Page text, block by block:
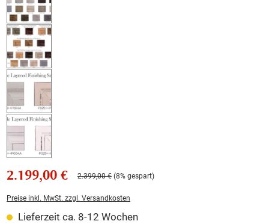
2.199,00 € 2.399,00 € (8% gespart)
Preise inkl. MwSt. zzgl. Versandkosten
Lieferzeit ca. 8-12 Wochen